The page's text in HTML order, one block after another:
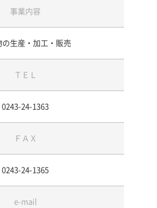
事業内容
の生産・加工・販売
ＴＥＬ
0243-24-1363
ＦＡＸ
0243-24-1365
e-mail